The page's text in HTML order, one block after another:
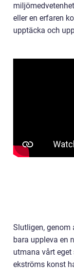
eller en erfaren
upptäcka och
Slutligen,
bara uppleva en
utmana vårt
ekströms konst